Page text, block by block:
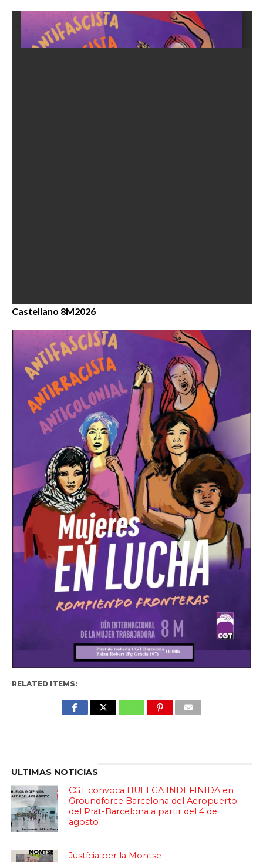
Castellano 8M2026
RELATED ITEMS:
ULTIMAS NOTICIAS
CGT convoca HUELGA INDEFINIDA en
Groundforce Barcelona del Aeropuerto
del Prat-Barcelona a partir del 4 de
agosto
Justícia per la Montse